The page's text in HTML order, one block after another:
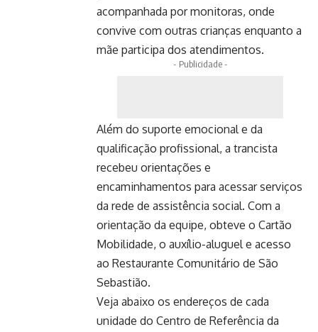
acompanhada por monitoras, onde
convive com outras crianças enquanto a
mãe participa dos atendimentos.
- Publicidade -
Além do suporte emocional e da
qualificação profissional, a trancista
recebeu orientações e
encaminhamentos para acessar serviços
da rede de assistência social. Com a
orientação da equipe, obteve o Cartão
Mobilidade, o auxílio-aluguel e acesso
ao Restaurante Comunitário de São
Sebastião.
Veja abaixo os endereços de cada
unidade do Centro de Referência da